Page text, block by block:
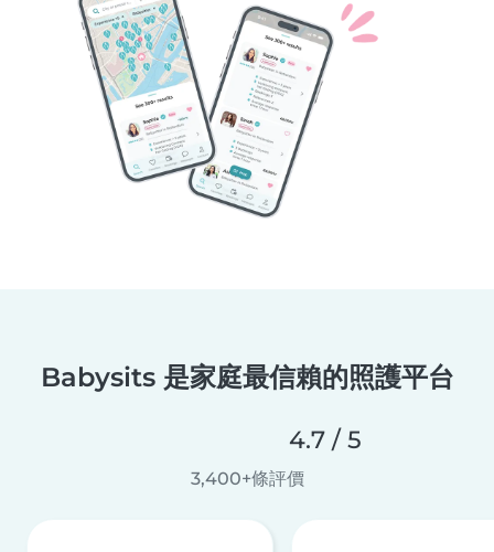
Babysits 是家庭最信賴的照護平台
4.7 / 5
3,400+條評價